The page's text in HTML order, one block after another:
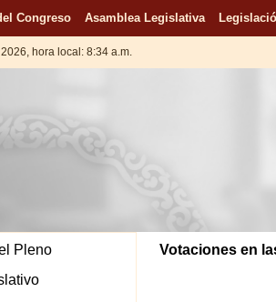
Congreso Asamblea Legislativa
hora local: 8:34 a.m.
Votaciones en